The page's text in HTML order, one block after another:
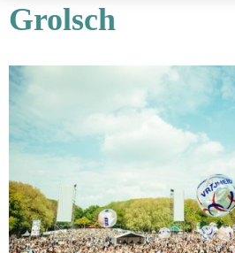
Grolsch